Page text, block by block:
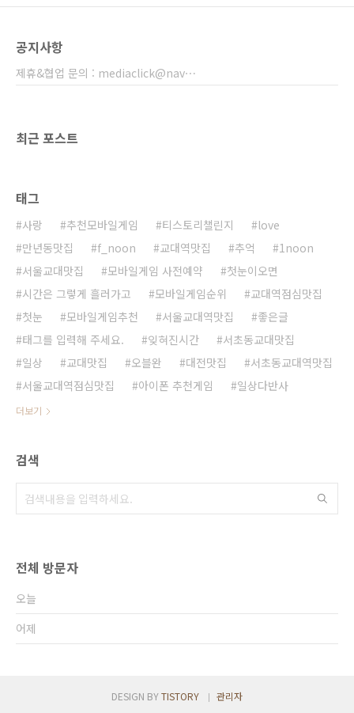
공지사항
제휴&협업 문의 : mediaclick@nav⋯
최근 포스트
태그
사랑 추천모바일게임 티스토리챌린지
love
만년동맛집
f_noon 교대역맛집 추억
1noon
서울교대맛집
모바일게임 사전예약
첫눈이오면
시간은 그렇게 흘러가고
모바일게임순위
교대역점심맛집
첫눈
모바일게임추천 서울교대역맛집
좋은글
태그를 입력해 주세요.
잊혀진시간
서초동교대맛집
일상
교대맛집 오블완 대전맛집
서초동교대역맛집
서울교대역점심맛집
아이폰 추천게임 일상다반사
더보기
검색
전체 방문자
오늘
어제
DESIGN BYTISTORY 관리자